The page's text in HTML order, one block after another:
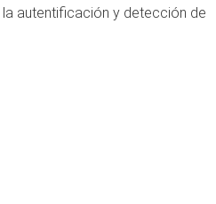
autentificación y detección de